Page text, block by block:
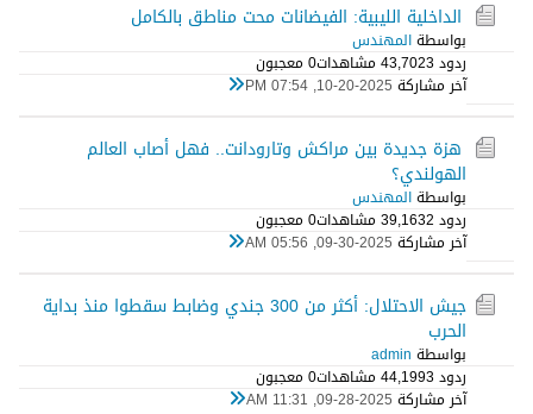
الداخلية الليبية: الفيضانات محت مناطق بالكامل
بواسطةالمهندس
ردود 3 43,702 مشاهدات
0 معجبون
آخر مشاركة 10-20-2025, 07:54 PM
هزة جديدة بين مراكش وتارودانت.. فهل أصاب العالم
الهولندي؟
بواسطةالمهندس
ردود 2 39,163 مشاهدات
0 معجبون
آخر مشاركة 09-30-2025, 05:56 AM
جيش الاحتلال: أكثر من 300 جندي وضابط سقطوا منذ بداية
الحرب
بواسطة admin
ردود 3 44,199 مشاهدات
0 معجبون
آخر مشاركة 09-28-2025, 11:31 AM